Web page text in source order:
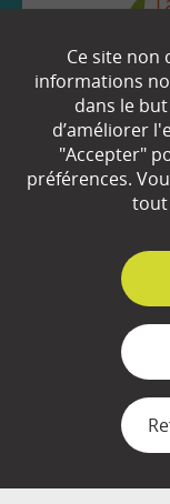
Ce site non
informations
dans le
d’améliorer
"Accepter"
préférences.
tout